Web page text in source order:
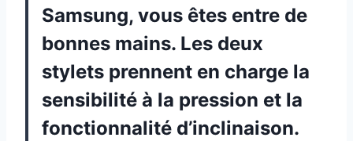
Samsung, vous êtes entre de
bonnes mains. Les deux
stylets prennent en charge la
sensibilité à la pression et la
fonctionnalité d’inclinaison.